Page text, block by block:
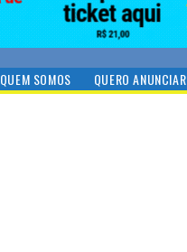
QUEM SOMOS QUERO ANUNCIAR